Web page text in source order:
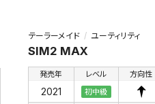
テーラーメイド ユーティリティ
SIM2 MAX
発売年
2021
レベル
初中級
方向性